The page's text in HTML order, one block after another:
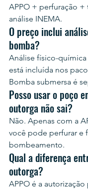
APPO + perfuração
análise INEMA.
O preço inclui
bomba?
Análise físico-
está incluída nos
Bomba submersa é
Posso usar o poço
outorga não sai?
Não. Apenas com a
você pode perfurar e
bombeamento.
Qual a diferença
outorga?
APPO é a